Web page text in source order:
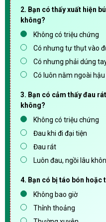
2. Bạn có thấy xuất hiện
không?
Không có triệu chứng
Có nhưng tự thụt vào
Có nhưng phải dúng
Có luôn nằm ngoài
3. Bạn có cảm thấy đau
không?
Không có triệu chứng
Đau khi đi đại tiện
Đau rát
Luôn đau, ngồi lâu
4. Bạn có bị táo bón hoặc
Không bao giờ
Thỉnh thoảng